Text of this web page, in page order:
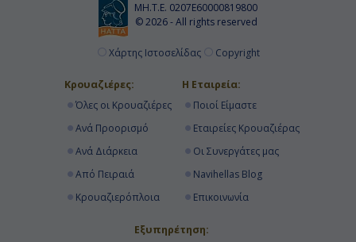
ΜΗ.Τ.Ε. 0207Ε60000819800
© 2026 - All rights reserved
Χάρτης Ιστοσελίδας Copyright
Κρουαζιέρες:
Όλες οι Κρουαζιέρες
Ανά Προορισμό
Ανά Διάρκεια
Από Πειραιά
Κρουαζιερόπλοια
Η Εταιρεία:
Ποιοί Είμαστε
Εταιρείες Κρουαζιέρας
Οι Συνεργάτες μας
Navihellas Blog
Επικοινωνία
Εξυπηρέτηση: